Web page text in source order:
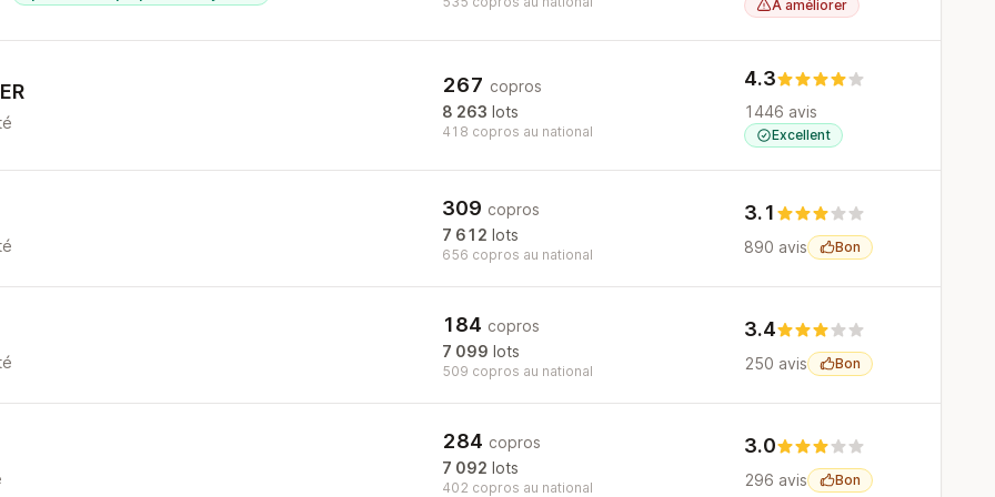
À améliorer
267 copros
8 263 lots
418 copros au national
4.3
1446 avis
Excellent
309 copros
7 612 lots
656 copros au national
3.1
890 avis Bon
184 copros
7 099 lots
509 copros au national
3.4
250 avis Bon
284 copros
7 092 lots
402 copros au national
3.0
296 avis Bon